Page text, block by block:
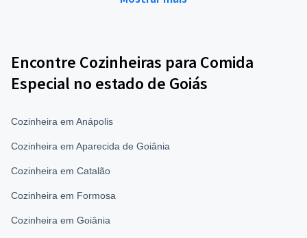
Encontre Cozinheiras para Comida
Especial no estado de Goiás
Cozinheira em Anápolis
Cozinheira em Aparecida de Goiânia
Cozinheira em Catalão
Cozinheira em Formosa
Cozinheira em Goiânia